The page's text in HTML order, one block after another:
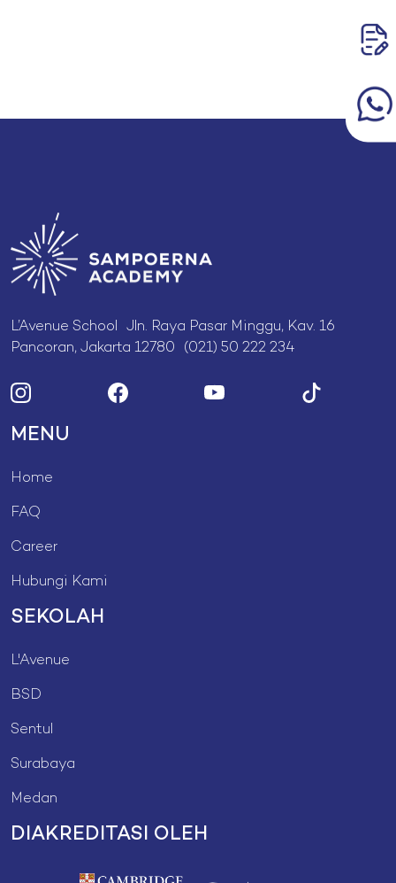
L’Avenue School Jln. Raya Pasar Minggu, Kav. 16
Pancoran, Jakarta 12780 (021) 50 222 234
MENU
Home
FAQ
Career
Hubungi Kami
SEKOLAH
L'Avenue
BSD
Sentul
Surabaya
Medan
DIAKREDITASI OLEH